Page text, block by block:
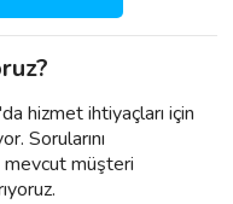
hizmet ihtiyaçları için
Sorularını
müşteri